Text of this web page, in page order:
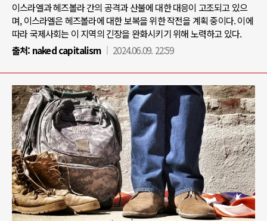
이스라엘과 헤즈볼라 간의 공격과 산불에 대한 대응이 고조되고 있으
며, 이스라엘은 헤즈볼라에 대한 보복을 위한 작전을 계획 중이다. 이에
따라 국제사회는 이 지역의 긴장을 완화시키기 위해 노력하고 있다.
출처: naked capitalism 2024.06.09. 22:59